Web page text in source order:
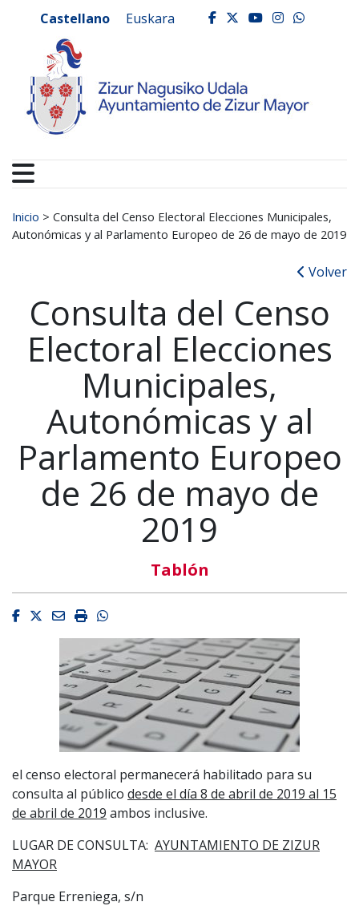
Ayuntamiento de
Castellano Euskara facebook
twitter
youtube
Buscar:
Inicio > Consulta del Censo Electoral Elecciones Municipales,
Autonómicas y al Parlamento Europeo de 26 de mayo de 2019
Volver
Consulta del Censo
Electoral Elecciones
Municipales,
Autonómicas y al
Parlamento Europeo
de 26 de mayo de
2019
Tablón
Facebook
Twitter
EmailImprimirWhatsapp
el censo electoral permanecerá habilitado para su
consulta al público desde el día 8 de abril de 2019 al 15
de abril de 2019 ambos inclusive.
LUGAR DE CONSULTA: AYUNTAMIENTO DE ZIZUR
MAYOR
Parque Erreniega, s/n